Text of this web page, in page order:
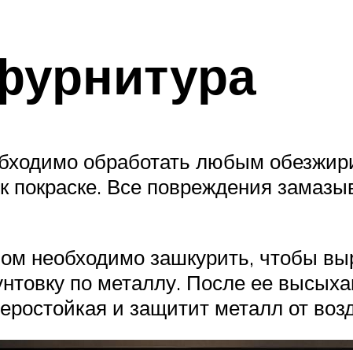
обработать любым
покраске. Все повреждения
необходимо зашкурить, чтобы
по металлу. После ее
и защитит металл от